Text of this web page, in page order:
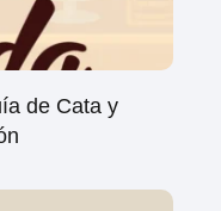
de Cata y